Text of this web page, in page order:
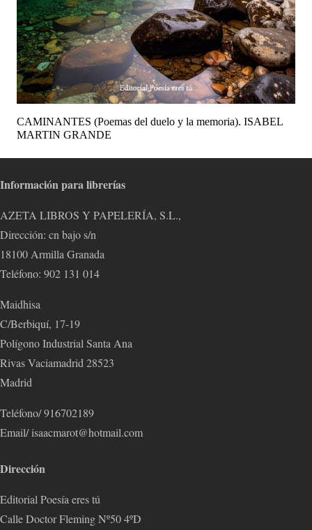
CAMINANTES (Poemas del duelo y la memoria). ISABEL
MARTIN GRANDE
Información para librerías
AZETA LIBROS Y PAPELERÍA, S.L.,
Dirección: cn bajo s/n
18100 Armilla Granada
Teléfono: 902 131 014
Maidhisa
C/Berbiquí, 17-19
Polígono Industrial Santa Ana
Rivas Vaciamadrid 28523
Madrid
Teléfono/ 916702189
Email/ isaacmarot@hotmail.com
Dirección
Editorial Poesía eres tú
Calle Doctor Fleming Nº50 4ºD